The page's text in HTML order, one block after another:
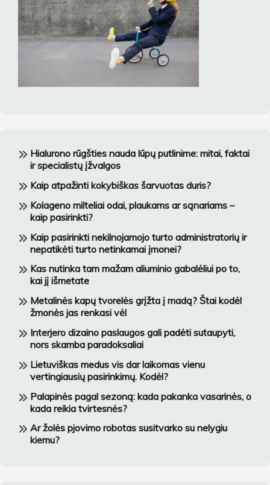
Hialurono rūgšties nauda lūpų putlinime: mitai, faktai
ir specialistų įžvalgos
Kaip atpažinti kokybiškas šarvuotas duris?
Kolageno milteliai odai, plaukams ar sąnariams –
kaip pasirinkti?
Kaip pasirinkti nekilnojamojo turto administratorių ir
nepatikėti turto netinkamai įmonei?
Kas nutinka tam mažam aliuminio gabalėliui po to,
kai jį išmetate
Metalinės kapų tvorelės grįžta į madą? Štai kodėl
žmonės jas renkasi vėl
Interjero dizaino paslaugos gali padėti sutaupyti,
nors skamba paradoksaliai
Lietuviškas medus vis dar laikomas vienu
vertingiausių pasirinkimų. Kodėl?
Palapinės pagal sezoną: kada pakanka vasarinės, o
kada reikia tvirtesnės?
Ar žolės pjovimo robotas susitvarko su nelygiu
kiemu?